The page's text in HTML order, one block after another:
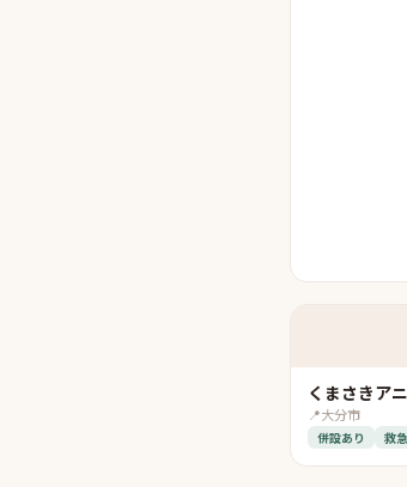
くまさきア
📍大分市
併設あり 救